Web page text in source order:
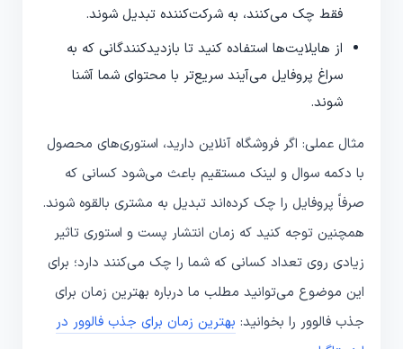
فقط چک می‌کنند، به شرکت‌کننده تبدیل شوند.
از هایلایت‌ها استفاده کنید تا بازدیدکنندگانی که به
سراغ پروفایل می‌آیند سریع‌تر با محتوای شما آشنا
شوند.
مثال عملی: اگر فروشگاه آنلاین دارید، استوری‌های محصول
با دکمه سوال و لینک مستقیم باعث می‌شود کسانی که
صرفاً پروفایل را چک کرده‌اند تبدیل به مشتری بالقوه شوند.
همچنین توجه کنید که زمان انتشار پست و استوری تاثیر
زیادی روی تعداد کسانی که شما را چک می‌کنند دارد؛ برای
این موضوع می‌توانید مطلب ما درباره بهترین زمان برای
جذب فالوور را بخوانید: بهترین زمان برای جذب فالوور در